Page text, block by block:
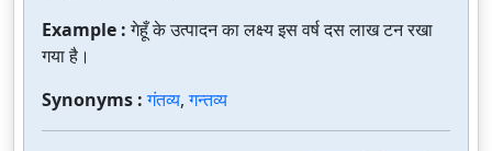
Example :गेहूँ के उत्पादन का लक्ष्य इस वर्ष दस लाख टन रखा
गया है।
Synonyms :गंतव्य,गन्तव्य